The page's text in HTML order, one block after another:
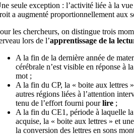
seule exception : l’activité liée à la
a augmenté proportionnellement aux
les chercheurs, on distingue trois
lors de l’apprentissage de la
A la fin de la dernière année de
cérébrale n’est visible en réponse à
mot ;
A la fin du CP, la « boite aux lettres
autres régions liées à l’attention
tenu de l’effort fourni pourlire;
A la fin du CE1, période à laquelle
acquise, la « boite aux lettres » et
la conversion des lettres en sons